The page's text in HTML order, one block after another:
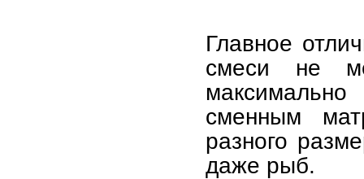
Главное
смеси не
сменным
разного
даже рыб.